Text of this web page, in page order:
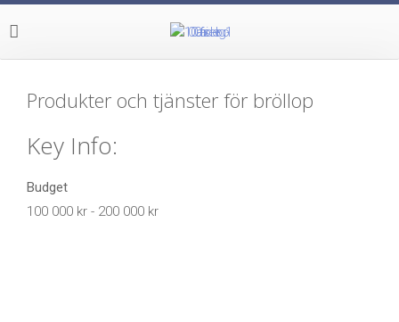
Produkter och tjänster för bröllop
Key Info:
Budget
100 000 kr - 200 000 kr